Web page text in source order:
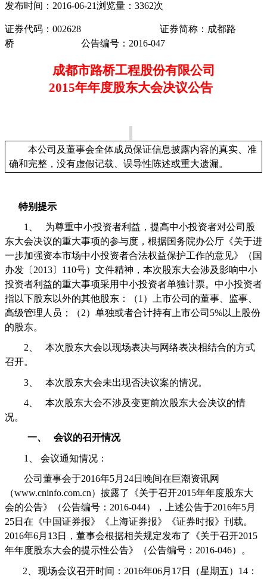
发布时间：2016-06-21浏览量：3362次
证券代码： 002628
证券简称：成都路
桥
公告编号 ： 2016-047
成都市路桥工程股份有限公司
2015年年度股东大会决议公告
本公司及董事会全体成员保证信息披露内容的真实、准
确和完整，没有虚假记载、误导性陈述或重大遗漏。
特别提示
1、
为尊重中小投资者利益，提高中小投资者对公司股
东大会决议的重大事项的参与度，根据国务院办公厅《关于进
一步加强资本市场中小投资者合法权益保护工作的意见》（国
办发〔 2013〕 110号）文件精神，本次股东大会涉及影响中小
投资者利益的重大事项采用中小投资者单独计票。中小投资者
指以下股东以外的其他股东：（1 ）上市公司的董事、监事、
高级管理人员；（2）单独或者合计持有上市公司 5%以上股份
的股东。
2、
本次股东大会以现场表决与网络表决相结合的方式
召开。
3、 本次股东大会未出现否决议案的情况。
4、
本次股东大会不涉及变更前次股东大会决议的情
况。
一、 会议的召开情况
1、 会议通知情况：
公司董事会于2016年5月 24日晚间在巨潮资讯网
（www.cninfo.com.cn）披露了《关于召开2015年年度股东大
会的公告》（公告编号： 2016-044），上述公告于2016年5月
25日在《中国证券报》《上海证券报》《证券时报》刊载。
2016年6月 13日，董事会根据相关规定发布了《关于召开2015
年年度股东大会的提示性公告》（公告编号： 2016-046）。
2、 现场会议召开时间： 2016年06月 17日（星期五） 14 ：